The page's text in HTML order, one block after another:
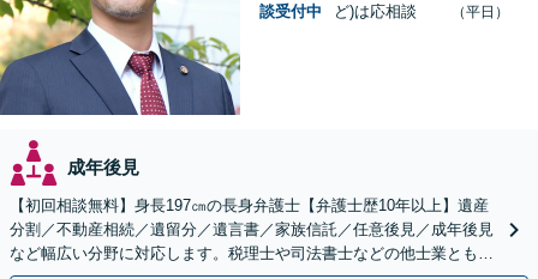
談受付中
ど)は応相談
（平日）
成年後見
【初回相談無料】身長197㎝の長身弁護士【弁護士歴10年以上】遺産
分割／不動産相続／遺留分／遺言書／家族信託／任意後見／成年後見
など幅広い分野に対応します。税理士や司法書士などの他士業とも連